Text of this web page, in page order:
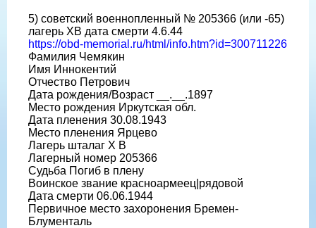
5) советский военнопленный № 205366 (или -65)
лагерь ХВ дата смерти 4.6.44
https://obd-memorial.ru/html/info.htm?id=300711226
Фамилия Чемякин
Имя Иннокентий
Отчество Петрович
Дата рождения/Возраст __.__.1897
Место рождения Иркутская обл.
Дата пленения 30.08.1943
Место пленения Ярцево
Лагерь шталаг X B
Лагерный номер 205366
Судьба Погиб в плену
Воинское звание красноармеец|рядовой
Дата смерти 06.06.1944
Первичное место захоронения Бремен-
Блументаль